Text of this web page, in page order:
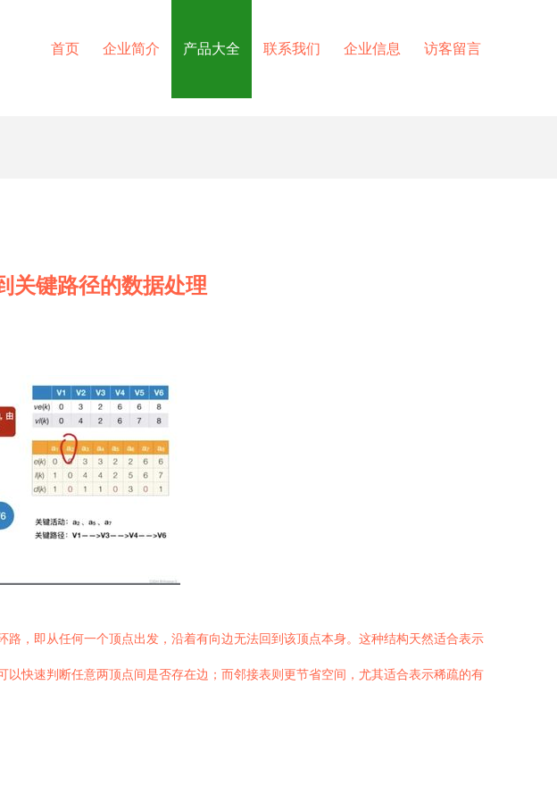
首页 企业简介 产品大全 联系我们 企业信息 访客留言
关键路径的数据处理
，即从任何一个顶点出发，沿着有向边无法回到该顶点本身。这种结构天然适合表示
快速判断任意两顶点间是否存在边；而邻接表则更节省空间，尤其适合表示稀疏的有